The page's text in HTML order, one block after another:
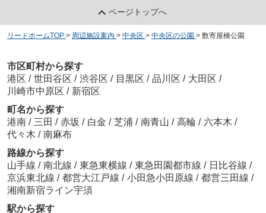
ページトップへ
リードホームTOP > 周辺施設案内 > 中央区 > 中央区の公園 > 数寄屋橋公園
市区町村から探す
港区 / 世田谷区 / 渋谷区 / 目黒区 / 品川区 / 大田区 /
川崎市中原区 / 新宿区
町名から探す
港南 / 三田 / 赤坂 / 白金 / 芝浦 / 南青山 / 高輪 / 六本木 /
代々木 / 南麻布
路線から探す
山手線 / 南北線 / 東急東横線 / 東急田園都市線 / 日比谷線 /
京浜東北線 / 都営大江戸線 / 小田急小田原線 / 都営三田線 /
湘南新宿ライン宇須
駅から探す